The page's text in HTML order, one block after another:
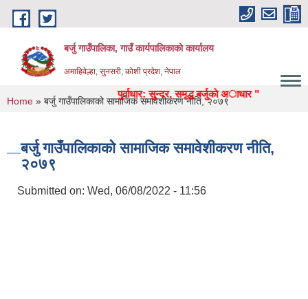
Skip to main content
बर्जु गाउँपालिका, गाउँ कार्यपालिकाको कार्यालय
अमाहिवेल्हा, सुनसरी, कोशी प्रदेश, नेपाल
स्वास्थ्य, उद्याेग, पर्यटन, पुर्वाधार: सुन्दर, समृद्ध बर्जुकाे अाधार "
You are here
Home » बर्जु गाउँपालिकाको सामाजिक समावेशीकरण नीति, २०७९
बर्जु गाउँपालिकाको सामाजिक समावेशीकरण नीति,
२०७९
Submitted on: Wed, 06/08/2022 - 11:56